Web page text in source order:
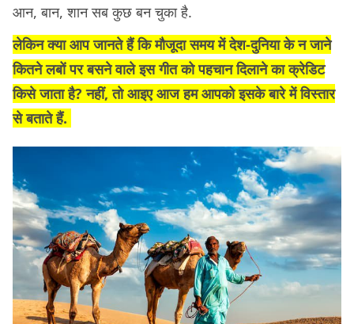
आन, बान, शान सब कुछ बन चुका है.
लेकिन क्या आप जानते हैं कि मौजूदा समय में देश-दुनिया के न जाने
कितने लबों पर बसने वाले इस गीत को पहचान दिलाने का क्रेडिट
किसे जाता है? नहीं, तो आइए आज हम आपको इसके बारे में विस्तार
से बताते हैं.